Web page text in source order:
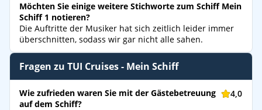
Möchten Sie einige weitere Stichworte zum Schiff Mein
Schiff 1 notieren?
Die Auftritte der Musiker hat sich zeitlich leider immer
überschnitten, sodass wir gar nicht alle sahen.
Fragen zu TUI Cruises - Mein Schiff
Wie zufrieden waren Sie mit der Gästebetreuung
auf dem Schiff?
4,0